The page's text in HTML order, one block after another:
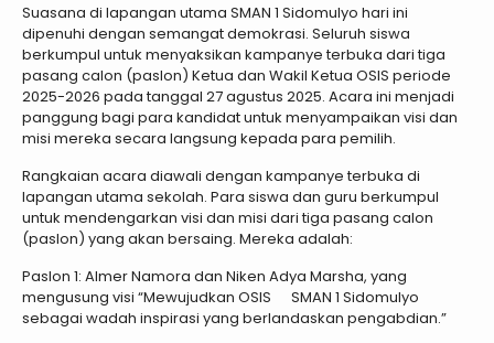
Suasana di lapangan utama SMAN 1 Sidomulyo hari ini
dipenuhi dengan semangat demokrasi. Seluruh siswa
berkumpul untuk menyaksikan kampanye terbuka dari tiga
pasang calon (paslon) Ketua dan Wakil Ketua OSIS periode
2025-2026 pada tanggal 27 agustus 2025. Acara ini menjadi
panggung bagi para kandidat untuk menyampaikan visi dan
misi mereka secara langsung kepada para pemilih.
Rangkaian acara diawali dengan kampanye terbuka di
lapangan utama sekolah. Para siswa dan guru berkumpul
untuk mendengarkan visi dan misi dari tiga pasang calon
(paslon) yang akan bersaing. Mereka adalah:
Paslon 1: Almer Namora dan Niken Adya Marsha, yang
mengusung visi “Mewujudkan OSIS SMAN 1 Sidomulyo
sebagai wadah inspirasi yang berlandaskan pengabdian.”